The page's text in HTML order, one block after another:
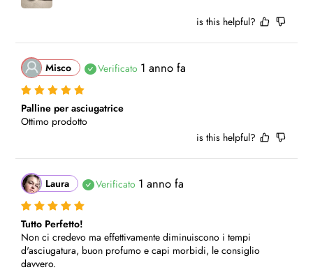
is this helpful?
Misco Verificato 1 anno fa
Palline per asciugatrice
Ottimo prodotto
is this helpful?
Laura Verificato 1 anno fa
Tutto Perfetto!
Non ci credevo ma effettivamente diminuiscono i tempi
d'asciugatura, buon profumo e capi morbidi, le consiglio
davvero.